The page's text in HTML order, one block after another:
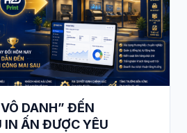
DANH” ĐẾN
IN ẤN ĐƯỢC YÊU